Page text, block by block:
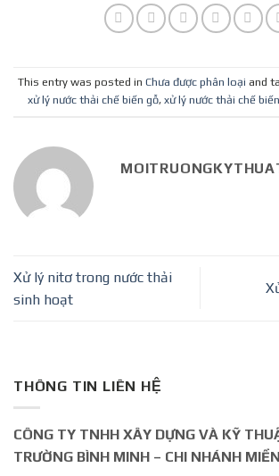
This entry was posted in Chưa được phân loại and
xử lý nước thải chế biến gỗ, xử lý nước thải chế
Xử lý nitơ trong nước thải
sinh hoạt
THÔNG TIN LIÊN HỆ
CÔNG TY TNHH XÂY DỰNG VÀ KỸ
TRƯỜNG BÌNH MINH – CHI NHÁNH